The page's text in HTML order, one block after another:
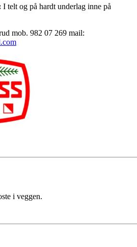
I telt og på hardt underlag inne på
mob. 982 07 269 mail:
i veggen.